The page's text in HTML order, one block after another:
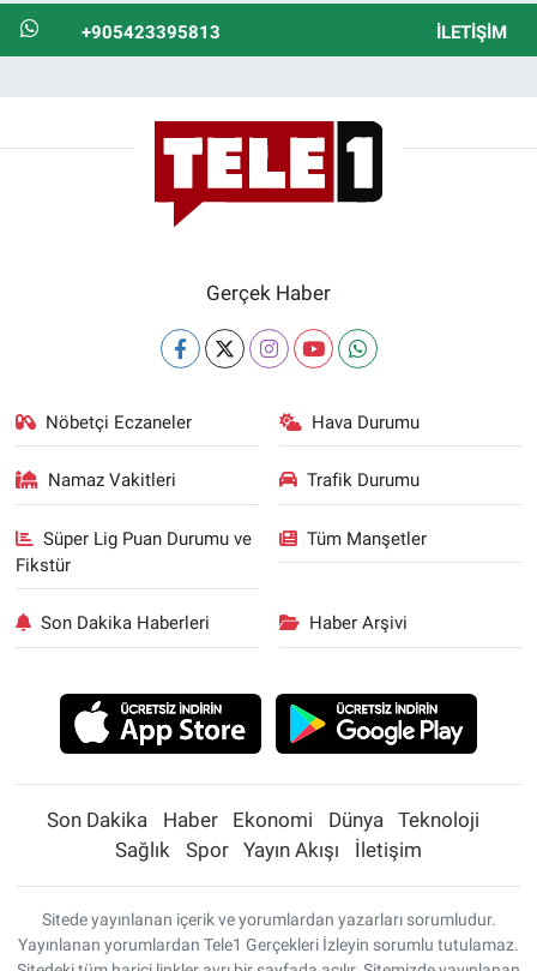
+905423395813 İLETIŞIM
Gerçek Haber
Nöbetçi Eczaneler Hava Durumu
Namaz Vakitleri Trafik Durumu
Süper Lig Puan Durumu ve
Fikstür
Tüm Manşetler
Son Dakika Haberleri Haber Arşivi
Son Dakika Haber Ekonomi Dünya
Teknoloji
Sağlık
Spor Yayın Akışı İletişim
Sitede yayınlanan içerik ve yorumlardan yazarları sorumludur.
Yayınlanan yorumlardan Tele1 Gerçekleri İzleyin sorumlu tutulamaz.